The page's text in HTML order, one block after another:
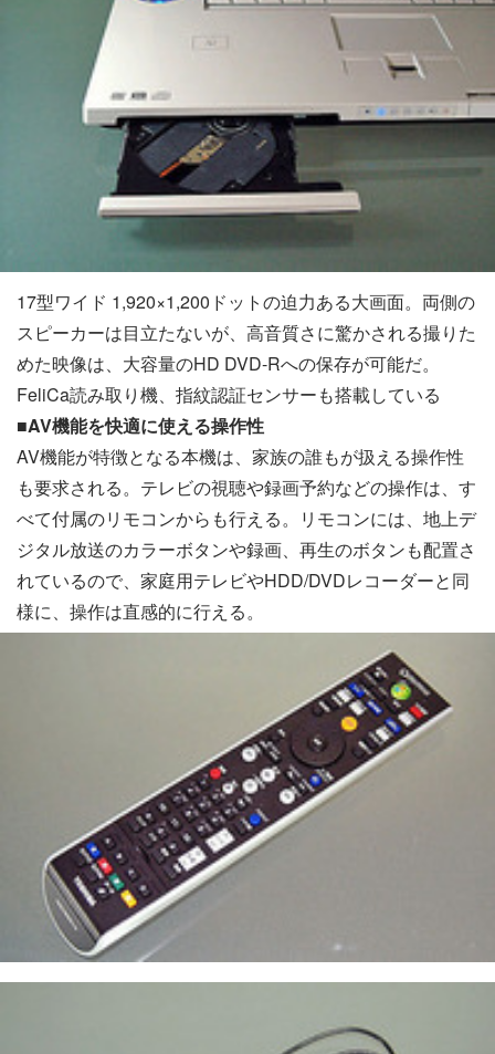
17型ワイド 1,920×1,200ドットの迫力ある大画面。両側の
スピーカーは目立たないが、高音質さに驚かされる撮りた
めた映像は、大容量のHD DVD-Rへの保存が可能だ。
FeliCa読み取り機、指紋認証センサーも搭載している
■AV機能を快適に使える操作性
AV機能が特徴となる本機は、家族の誰もが扱える操作性
も要求される。テレビの視聴や録画予約などの操作は、す
べて付属のリモコンからも行える。リモコンには、地上デ
ジタル放送のカラーボタンや録画、再生のボタンも配置さ
れているので、家庭用テレビやHDD/DVDレコーダーと同
様に、操作は直感的に行える。